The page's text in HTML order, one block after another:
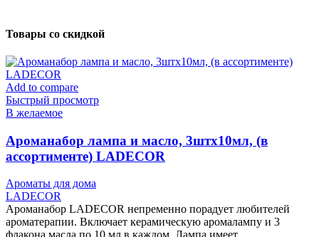
Товары со скидкой
Add to compare
Быстрый просмотр
В желаемое
Ароманабор лампа и масло, 3штx10мл, (в
ассортименте) LADECOR
Ароматы для дома
LADECOR
Ароманабор LADECOR непременно порадует любителей
ароматерапии. Включает керамическую аромалампу и 3